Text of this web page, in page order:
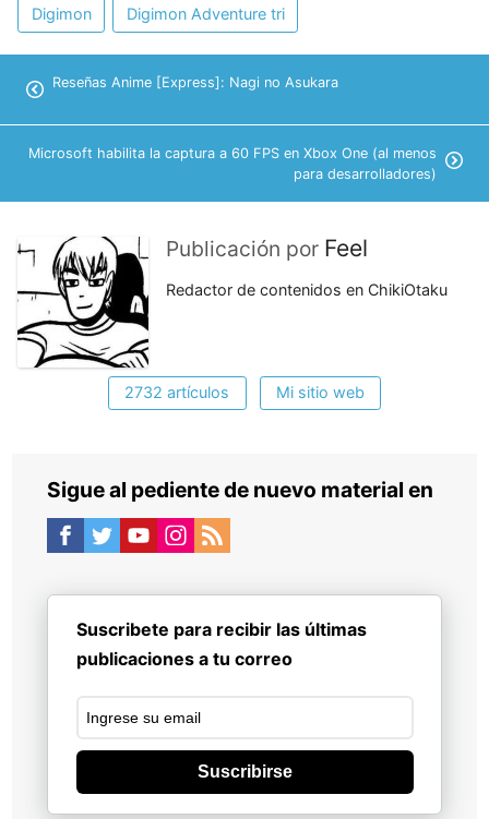
Digimon Digimon Adventure tri
Reseñas Anime [Express]: Nagi no Asukara
Microsoft habilita la captura a 60 FPS en Xbox One (al menos
para desarrolladores)
Publicación por Feel
Redactor de contenidos en ChikiOtaku
2732 artículos Mi sitio web
Sigue al pediente de nuevo material en
Suscribete para recibir las últimas
publicaciones a tu correo
Suscribirse